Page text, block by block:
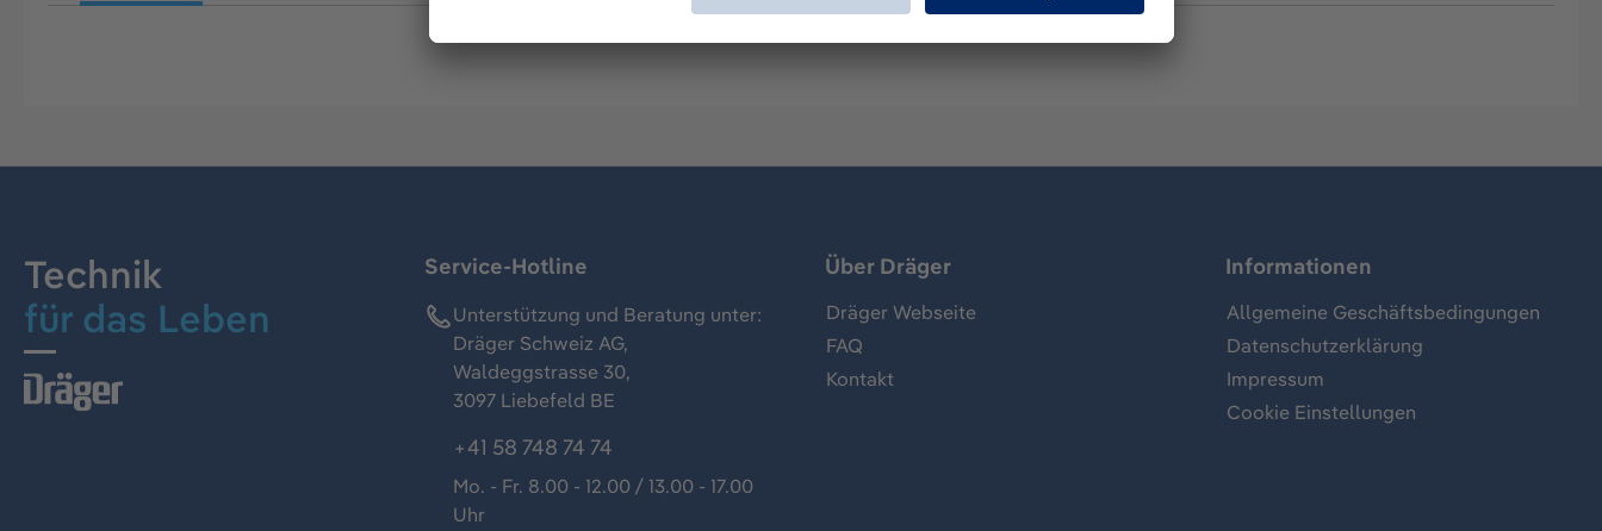
Technik
für das Leben
Service-Hotline
Unterstützung und Beratung unter:
Dräger Schweiz AG,
Waldeggstrasse 30,
3097 Liebefeld BE
+41 58 748 74 74
Mo. - Fr. 8.00 - 12.00 / 13.00 - 17.00
Uhr
Über Dräger
Dräger Webseite
FAQ
Kontakt
Informationen
Allgemeine Geschäftsbedingungen
Datenschutzerklärung
Impressum
Cookie Einstellungen